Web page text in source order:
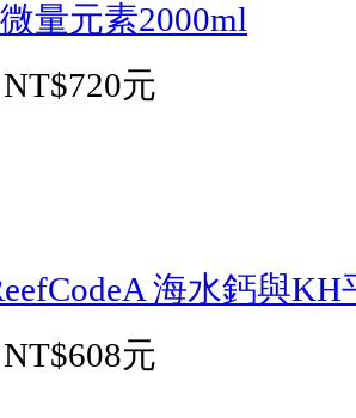
量元素2000ml
NT$720元
海水鈣與
NT$608元